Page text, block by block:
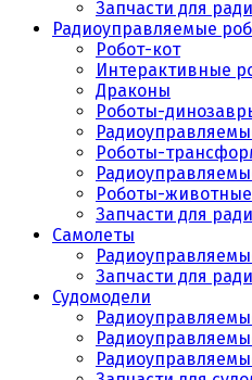
Запчасти для
Радиоуправляемые
Робот-кот
Интерактивные
Драконы
Роботы-
Роботы-
Роботы-животные
Запчасти для
Самолеты
Запчасти для
Судомодели